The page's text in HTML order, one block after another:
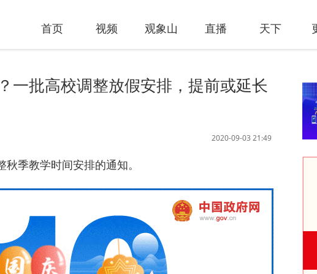
首页 视频 观象山 直播 天下
一批高校调整放假安排，提前或延长
2020-09-03 21:49
季教学时间安排的通知。